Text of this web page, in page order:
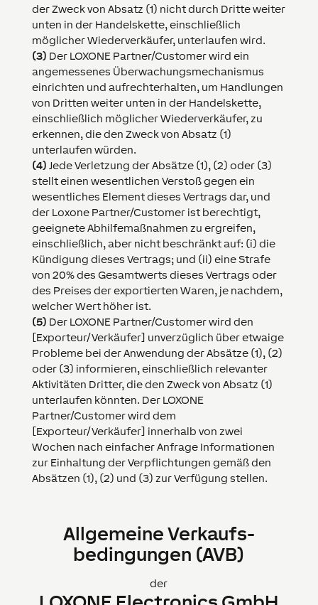
der Zweck von Absatz (1) nicht durch Dritte weiter
unten in der Handelskette, einschließlich
möglicher Wiederverkäufer, unterlaufen wird.
(3) Der LOXONE Partner/Customer wird ein
angemessenes Überwachungsmechanismus
einrichten und aufrechterhalten, um Handlungen
von Dritten weiter unten in der Handelskette,
einschließlich möglicher Wiederverkäufer, zu
erkennen, die den Zweck von Absatz (1)
unterlaufen würden.
(4) Jede Verletzung der Absätze (1), (2) oder (3)
stellt einen wesentlichen Verstoß gegen ein
wesentliches Element dieses Vertrags dar, und
der Loxone Partner/Customer ist berechtigt,
geeignete Abhilfemaßnahmen zu ergreifen,
einschließlich, aber nicht beschränkt auf: (i) die
Kündigung dieses Vertrags; und (ii) eine Strafe
von 20% des Gesamtwerts dieses Vertrags oder
des Preises der exportierten Waren, je nachdem,
welcher Wert höher ist.
(5) Der LOXONE Partner/Customer wird den
[Exporteur/Verkäufer] unverzüglich über etwaige
Probleme bei der Anwendung der Absätze (1), (2)
oder (3) informieren, einschließlich relevanter
Aktivitäten Dritter, die den Zweck von Absatz (1)
unterlaufen könnten. Der LOXONE
Partner/Customer wird dem
[Exporteur/Verkäufer] innerhalb von zwei
Wochen nach einfacher Anfrage Informationen
zur Einhaltung der Verpflichtungen gemäß den
Absätzen (1), (2) und (3) zur Verfügung stellen.
All­gemeine Verkaufs­
beding­ungen (AVB)
der